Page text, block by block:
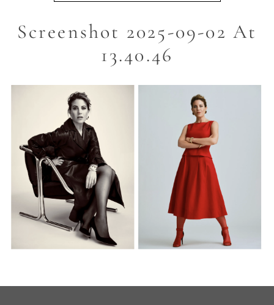
Screenshot 2025-09-02 At
13.40.46